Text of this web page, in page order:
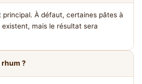
principal. À défaut, certaines pâtes à
mais le résultat sera
?